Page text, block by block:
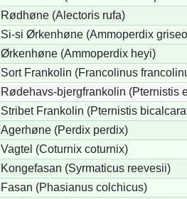
Rødhøne (Alectoris rufa)
Si-si Ørkenhøne (Ammoperdix
Ørkenhøne (Ammoperdix heyi)
Sort Frankolin (Francolinus
Rødehavs-bjergfrankolin (Pternistis
Stribet Frankolin (Pternistis
Agerhøne (Perdix perdix)
Vagtel (Coturnix coturnix)
Kongefasan (Syrmaticus reevesii)
Fasan (Phasianus colchicus)